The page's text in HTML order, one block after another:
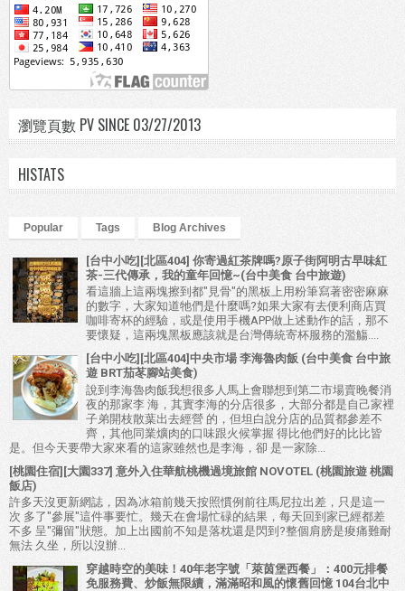
瀏覽頁數 PV SINCE 03/27/2013
HISTATS
Popular Tags Blog Archives
[台中小吃][北區404] 你寄過紅茶牌嗎?原子街阿明古早味紅
茶-三代傳承，我的童年回憶~(台中美食 台中旅遊)
看這牆上這兩塊擦到都"見骨"的黑板上用粉筆寫著密密麻麻
的數字，大家知道牠們是什麼嗎?如果大家有去便利商店買
咖啡寄杯的經驗，或是使用手機APP做上述動作的話，那不
要懷疑，這兩塊黑板應該就是台灣傳統寄杯服務的濫觴....
[台中小吃][北區404]中央市場 李海魯肉飯 (台中美食 台中旅
遊 BRT茄苳腳站美食)
說到李海魯肉飯我想很多人馬上會聯想到第二市場賣晚餐消
夜的那家李 海，其實李海的分店很多，大部分都是自己家裡
子弟開枝散葉出去經營 的，但坦白說分店的品質都參差不
齊，其他同業爌肉的口味跟火候掌握 得比他們好的比比皆
是。但今天要帶大家來看的這家雖然也是李海，卻 是一家除...
[桃園住宿][大園337] 意外入住華航桃機過境旅館 NOVOTEL (桃園旅遊 桃園
飯店)
許多天沒更新網誌，因為冰箱前幾天按照慣例前往馬尼拉出差，只是這一
次 多了"參展"這件事要忙。幾天在會場忙碌的結果，每天回到家已經都差
不多 呈"彌留"狀態。加上出國前不知是落枕還是閃到?整個肩膀是痠痛難耐
無法 久坐，所以沒辦...
穿越時空的美味！40年老字號「萊茵堡西餐」：400元排餐
免服務費、炒飯無限續，滿滿昭和風的懷舊回憶 104台北中